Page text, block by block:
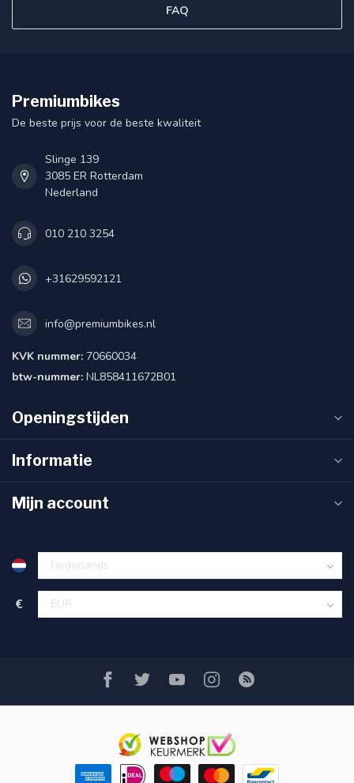
FAQ
Premiumbikes
De beste prijs voor de beste kwaliteit
Slinge 139
3085 ER Rotterdam
Nederland
010 210 3254
+31629592121
info@premiumbikes.nl
KVK nummer: 70660034
btw-nummer: NL858411672B01
Openingstijden
Informatie
Mijn account
€